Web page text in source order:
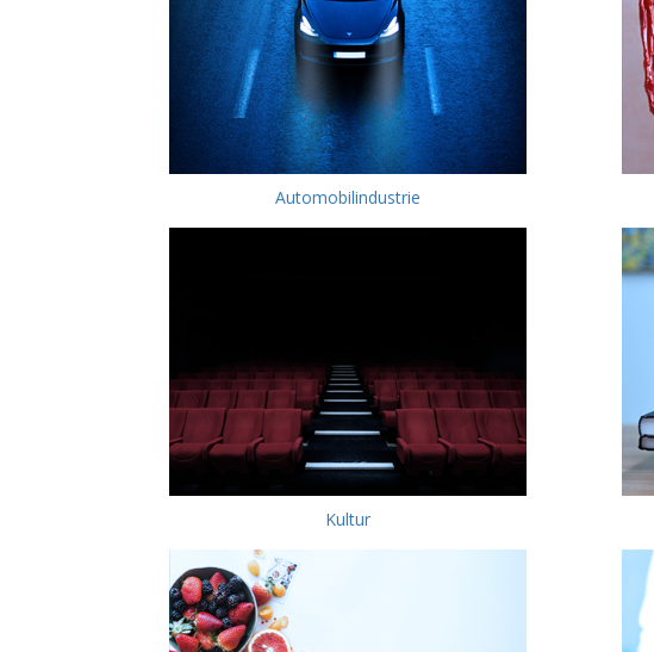
Automobilindustrie
Kultur